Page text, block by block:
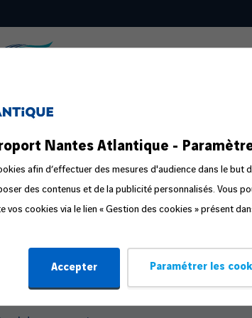
Nantes Atlantique -
afin d’effectuer des mesures d'audience dans le but
des contenus et de la publicité personnalisés. Vous
vos cookies via le lien « Gestion des cookies » présent
Accepter Paramétrer les
votre départ
étapes du voyage
de la peur en avion
en famille ou avec un bébé